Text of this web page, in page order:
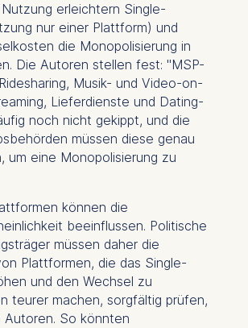
erleichtern Single-
nur einer Plattform) und
die Monopolisierung in
Die Autoren stellen fest: "MSP-
Musik- und Video-on-
Lieferdienste und Dating-
noch nicht gekippt, und die
müssen diese genau
um eine Monopolisierung zu
können die
beeinflussen. Politische
müssen daher die
Plattformen, die das Single-
und den Wechsel zu
teurer machen, sorgfältig prüfen,
Autoren. So könnten